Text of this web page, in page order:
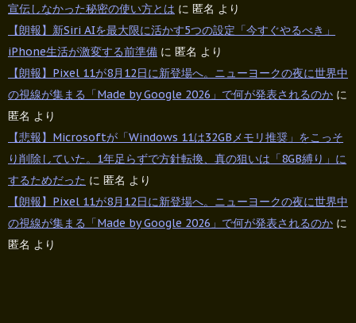
宣伝しなかった秘密の使い方とは に 匿名 より
【朗報】新Siri AIを最大限に活かす5つの設定「今すぐやるべき」
iPhone生活が激変する前準備 に 匿名 より
【朗報】Pixel 11が8月12日に新登場へ。ニューヨークの夜に世界中
の視線が集まる「Made by Google 2026」で何が発表されるのか に
匿名 より
【悲報】Microsoftが「Windows 11は32GBメモリ推奨」をこっそ
り削除していた。1年足らずで方針転換、真の狙いは「8GB縛り」に
するためだった に 匿名 より
【朗報】Pixel 11が8月12日に新登場へ。ニューヨークの夜に世界中
の視線が集まる「Made by Google 2026」で何が発表されるのか に
匿名 より